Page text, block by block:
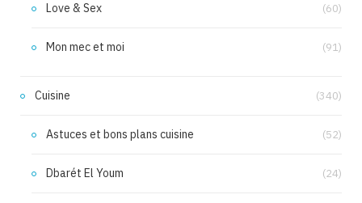
Love & Sex (60)
Mon mec et moi (91)
Cuisine (340)
Astuces et bons plans cuisine (52)
Dbarét El Youm (24)